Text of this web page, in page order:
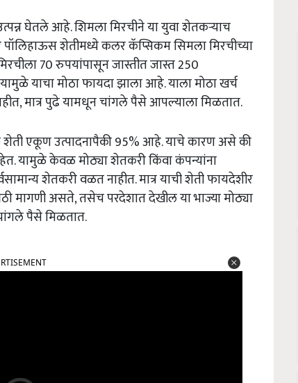
घेतले आहे. शिमला मिरचीने या युवा शेतकऱ्याच
शेतीमध्ये कलर कॅप्सिकम सिमला मिरचीच्या
70 रुपयांपासून जास्तीत जास्त 250
याचा मोठा फायदा झाला आहे. याला मोठा खर्च
मात्र पुढे यामधून चांगले पैसे आपल्याला मिळतात.
एकूण उत्पादनापैकी 95% आहे. याचे कारण असे की
यामुळे केवळ मोठ्या शेतकरी किंवा कंपन्यांना
शेतकरी वळत नाहीत. मात्र याची शेती फायदेशीर
मागणी असते, तसेच परदेशात देखील या भाज्या मोठ्या
पैसे मिळतात.